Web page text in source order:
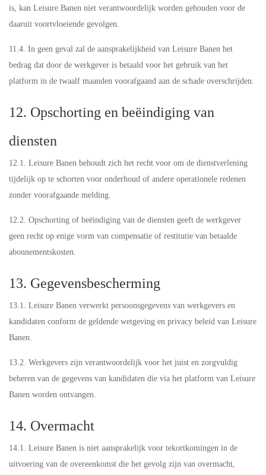
is, kan Leisure Banen niet verantwoordelijk worden gehouden voor de
daaruit voortvloeiende gevolgen.
11.4. In geen geval zal de aansprakelijkheid van Leisure Banen het
bedrag dat door de werkgever is betaald voor het gebruik van het
platform in de twaalf maanden voorafgaand aan de schade overschrijden.
12. Opschorting en beëindiging van
diensten
12.1. Leisure Banen behoudt zich het recht voor om de dienstverlening
tijdelijk op te schorten voor onderhoud of andere operationele redenen
zonder voorafgaande melding.
12.2. Opschorting of beëindiging van de diensten geeft de werkgever
geen recht op enige vorm van compensatie of restitutie van betaalde
abonnementskosten.
13. Gegevensbescherming
13.1. Leisure Banen verwerkt persoonsgegevens van werkgevers en
kandidaten conform de geldende wetgeving en privacy beleid van Leisure
Banen.
13.2. Werkgevers zijn verantwoordelijk voor het juist en zorgvuldig
beheren van de gegevens van kandidaten die via het platform van Leisure
Banen worden ontvangen.
14. Overmacht
14.1. Leisure Banen is niet aansprakelijk voor tekortkomingen in de
uitvoering van de overeenkomst die het gevolg zijn van overmacht,